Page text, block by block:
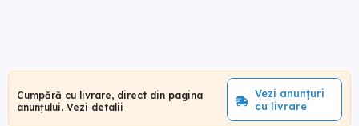
Cumpără cu livrare, direct din pagina
anunțului. Vezi detalii
Vezi anunțuri
cu livrare